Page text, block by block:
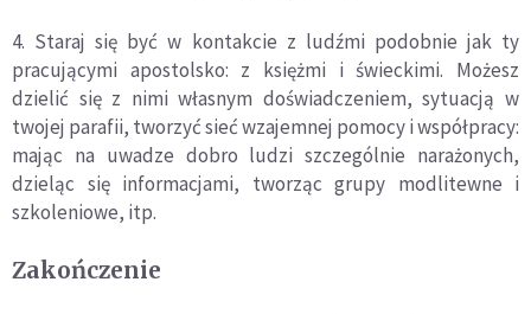
4. Staraj się być w kontakcie z ludźmi podobnie jak ty
pracującymi apostolsko: z księżmi i świeckimi. Możesz
dzielić się z nimi własnym doświadczeniem, sytuacją w
twojej parafii, tworzyć sieć wzajemnej pomocy i współpracy:
mając na uwadze dobro ludzi szczególnie narażonych,
dzieląc się informacjami, tworząc grupy modlitewne i
szkoleniowe, itp.
Zakończenie